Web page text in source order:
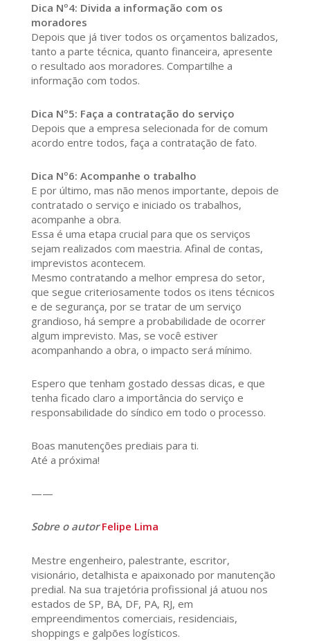
Dica Nº4: Divida a informação com os
moradores
Depois que já tiver todos os orçamentos balizados,
tanto a parte técnica, quanto financeira, apresente
o resultado aos moradores. Compartilhe a
informação com todos.
Dica Nº5: Faça a contratação do serviço
Depois que a empresa selecionada for de comum
acordo entre todos, faça a contratação de fato.
Dica Nº6: Acompanhe o trabalho
E por último, mas não menos importante, depois de
contratado o serviço e iniciado os trabalhos,
acompanhe a obra.
Essa é uma etapa crucial para que os serviços
sejam realizados com maestria. Afinal de contas,
imprevistos acontecem.
Mesmo contratando a melhor empresa do setor,
que segue criteriosamente todos os itens técnicos
e de segurança, por se tratar de um serviço
grandioso, há sempre a probabilidade de ocorrer
algum imprevisto. Mas, se você estiver
acompanhando a obra, o impacto será mínimo.
Espero que tenham gostado dessas dicas, e que
tenha ficado claro a importância do serviço e
responsabilidade do síndico em todo o processo.
Boas manutenções prediais para ti.
Até a próxima!
——
Sobre o autorFelipe Lima
Mestre engenheiro, palestrante, escritor,
visionário, detalhista e apaixonado por manutenção
predial. Na sua trajetória profissional já atuou nos
estados de SP, BA, DF, PA, RJ, em
empreendimentos comerciais, residenciais,
shoppings e galpões logísticos.